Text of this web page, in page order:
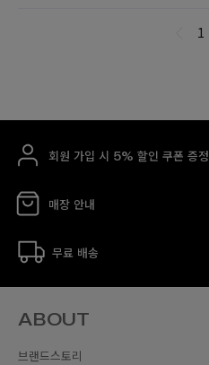
회원 가입 시 5% 할인 쿠폰 증정
매장 안내
무료 배송
ABOUT
브랜드스토리